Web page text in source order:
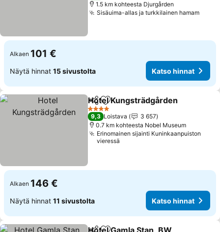
1.5 km kohteesta Djurgården
Sisäuima-allas ja turkkilainen hamam
Alkaen 101 €
Näytä hinnat 15 sivustolta Katso hinnat
Jaa Lisää suosikkeihin
Hotel Kungsträdgården
4 Tähtiluokitus
9,3 Loistava
3 657
0.7 km kohteesta Nobel Museum
Erinomainen sijainti Kuninkaanpuiston
vieressä
Alkaen 146 €
Näytä hinnat 11 sivustolta Katso hinnat
Hotel Gamla Stan, BW